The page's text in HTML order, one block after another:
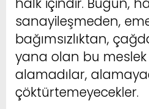
sanayileşmeden,
bağımsızlıktan,
yana olan bu
alamadılar,
çöktürtemeyecekler.